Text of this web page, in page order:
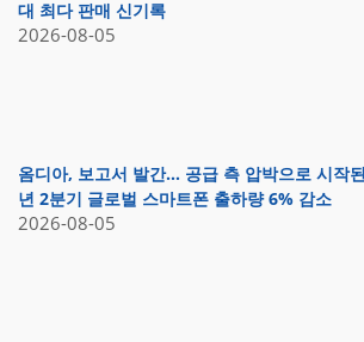
대 최다 판매 신기록
2026-08-05
옴디아, 보고서 발간… 공급 측 압박으로 시작
년 2분기 글로벌 스마트폰 출하량 6% 감소
2026-08-05